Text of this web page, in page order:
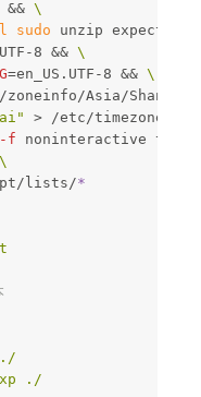
&&
sudo unzip expect
8
&&
=en_US.UTF-8 &&
zoneinfo/Asia/
> /etc/timezone
-f noninteractive
lists/*
./
./